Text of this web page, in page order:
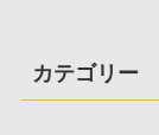
カテゴリー